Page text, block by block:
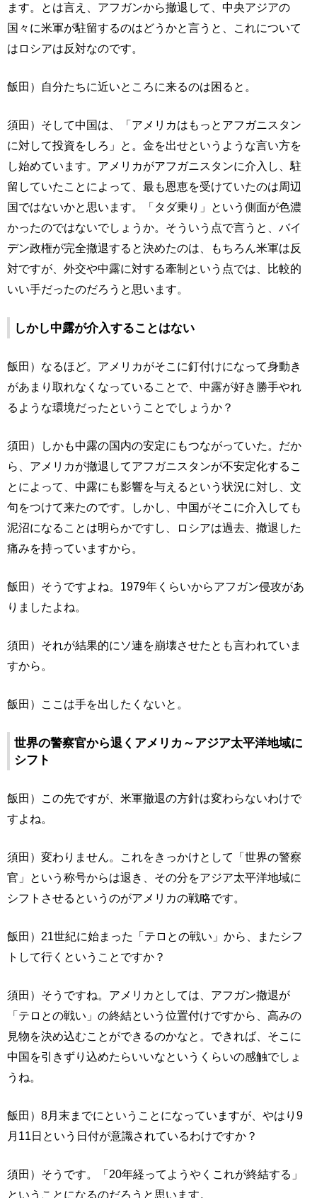
ます。とは言え、アフガンから撤退して、中央アジアの
国々に米軍が駐留するのはどうかと言うと、これについて
はロシアは反対なのです。
飯田）自分たちに近いところに来るのは困ると。
須田）そして中国は、「アメリカはもっとアフガニスタン
に対して投資をしろ」と。金を出せというような言い方を
し始めています。アメリカがアフガニスタンに介入し、駐
留していたことによって、最も恩恵を受けていたのは周辺
国ではないかと思います。「タダ乗り」という側面が色濃
かったのではないでしょうか。そういう点で言うと、バイ
デン政権が完全撤退すると決めたのは、もちろん米軍は反
対ですが、外交や中露に対する牽制という点では、比較的
いい手だったのだろうと思います。
しかし中露が介入することはない
飯田）なるほど。アメリカがそこに釘付けになって身動き
があまり取れなくなっていることで、中露が好き勝手やれ
るような環境だったということでしょうか？
須田）しかも中露の国内の安定にもつながっていた。だか
ら、アメリカが撤退してアフガニスタンが不安定化するこ
とによって、中露にも影響を与えるという状況に対し、文
句をつけて来たのです。しかし、中国がそこに介入しても
泥沼になることは明らかですし、ロシアは過去、撤退した
痛みを持っていますから。
飯田）そうですよね。1979年くらいからアフガン侵攻があ
りましたよね。
須田）それが結果的にソ連を崩壊させたとも言われていま
すから。
飯田）ここは手を出したくないと。
世界の警察官から退くアメリカ～アジア太平洋地域に
シフト
飯田）この先ですが、米軍撤退の方針は変わらないわけで
すよね。
須田）変わりません。これをきっかけとして「世界の警察
官」という称号からは退き、その分をアジア太平洋地域に
シフトさせるというのがアメリカの戦略です。
飯田）21世紀に始まった「テロとの戦い」から、またシフ
トして行くということですか？
須田）そうですね。アメリカとしては、アフガン撤退が
「テロとの戦い」の終結という位置付けですから、高みの
見物を決め込むことができるのかなと。できれば、そこに
中国を引きずり込めたらいいなというくらいの感触でしょ
うね。
飯田）8月末までにということになっていますが、やはり9
月11日という日付が意識されているわけですか？
須田）そうです。「20年経ってようやくこれが終結する」
ということになるのだろうと思います。